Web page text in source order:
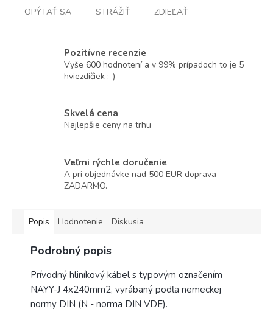
OPÝTAŤ SA STRÁŽIŤ ZDIEĽAŤ
Pozitívne recenzie
Vyše 600 hodnotení a v 99% prípadoch to je 5
hviezdičiek :-)
Skvelá cena
Najlepšie ceny na trhu
Veľmi rýchle doručenie
A pri objednávke nad 500 EUR doprava
ZADARMO.
Popis Hodnotenie Diskusia
Podrobný popis
Prívodný hliníkový kábel s typovým označením
NAYY-J 4x240mm2, vyrábaný podľa nemeckej
normy DIN (N - norma DIN VDE).